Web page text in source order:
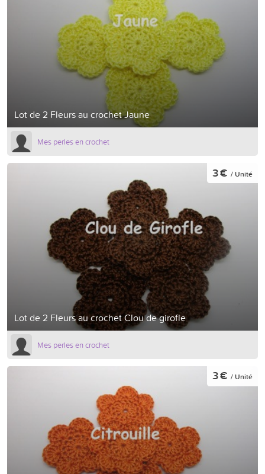
Lot de 2 Fleurs au crochet Jaune
Mes perles en crochet
Lot de 2 Fleurs au crochet Clou de girofle
3 € / Unité
Mes perles en crochet
3 € / Unité